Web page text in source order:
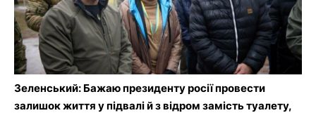
Зеленський: Бажаю президенту росії провести
залишок життя у підвалі й з відром замість туалету,